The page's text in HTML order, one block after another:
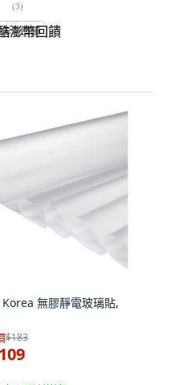
(3)
幣回饋
無膠靜電玻璃貼,
$183